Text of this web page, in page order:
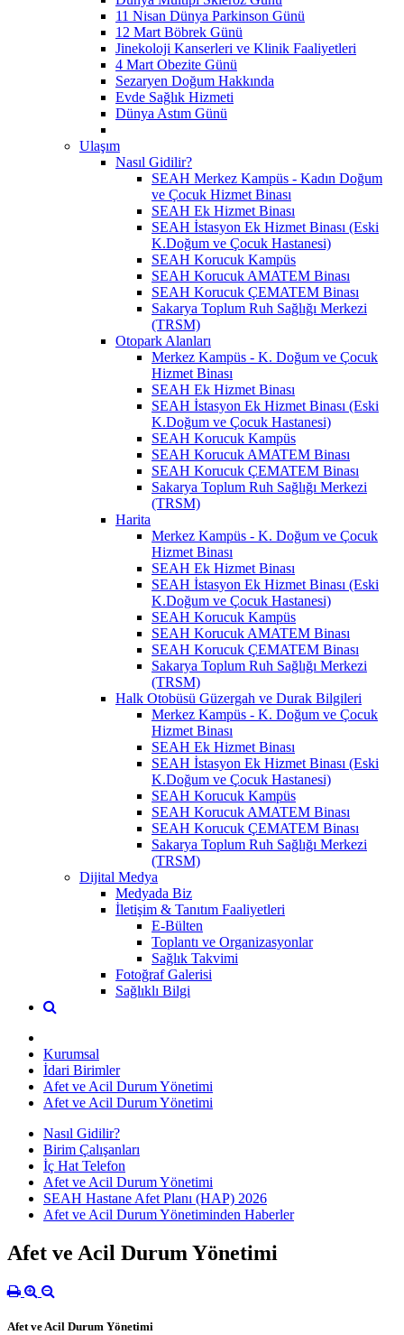
11 Nisan Dünya Parkinson Günü
12 Mart Böbrek Günü
Jinekoloji Kanserleri ve Klinik Faaliyetleri
4 Mart Obezite Günü
Sezaryen Doğum Hakkında
Evde Sağlık Hizmeti
Dünya Astım Günü
Ulaşım
Nasıl Gidilir?
SEAH Merkez Kampüs - Kadın Doğum
ve Çocuk Hizmet Binası
SEAH Ek Hizmet Binası
SEAH İstasyon Ek Hizmet Binası (Eski
K.Doğum ve Çocuk Hastanesi)
SEAH Korucuk Kampüs
SEAH Korucuk AMATEM Binası
SEAH Korucuk ÇEMATEM Binası
Sakarya Toplum Ruh Sağlığı Merkezi
(TRSM)
Otopark Alanları
Merkez Kampüs - K. Doğum ve Çocuk
Hizmet Binası
SEAH Ek Hizmet Binası
SEAH İstasyon Ek Hizmet Binası (Eski
K.Doğum ve Çocuk Hastanesi)
SEAH Korucuk Kampüs
SEAH Korucuk AMATEM Binası
SEAH Korucuk ÇEMATEM Binası
Sakarya Toplum Ruh Sağlığı Merkezi
(TRSM)
Harita
Merkez Kampüs - K. Doğum ve Çocuk
Hizmet Binası
SEAH Ek Hizmet Binası
SEAH İstasyon Ek Hizmet Binası (Eski
K.Doğum ve Çocuk Hastanesi)
SEAH Korucuk Kampüs
SEAH Korucuk AMATEM Binası
SEAH Korucuk ÇEMATEM Binası
Sakarya Toplum Ruh Sağlığı Merkezi
(TRSM)
Halk Otobüsü Güzergah ve Durak Bilgileri
Merkez Kampüs - K. Doğum ve Çocuk
Hizmet Binası
SEAH Ek Hizmet Binası
SEAH İstasyon Ek Hizmet Binası (Eski
K.Doğum ve Çocuk Hastanesi)
SEAH Korucuk Kampüs
SEAH Korucuk AMATEM Binası
SEAH Korucuk ÇEMATEM Binası
Sakarya Toplum Ruh Sağlığı Merkezi
(TRSM)
Dijital Medya
Medyada Biz
İletişim & Tanıtım Faaliyetleri
E-Bülten
Toplantı ve Organizasyonlar
Sağlık Takvimi
Fotoğraf Galerisi
Sağlıklı Bilgi
Kurumsal
İdari Birimler
Afet ve Acil Durum Yönetimi
Afet ve Acil Durum Yönetimi
Nasıl Gidilir?
Birim Çalışanları
İç Hat Telefon
Afet ve Acil Durum Yönetimi
SEAH Hastane Afet Planı (HAP) 2026
Afet ve Acil Durum Yönetiminden Haberler
Afet ve Acil Durum Yönetimi
Afet ve Acil Durum Yönetimi